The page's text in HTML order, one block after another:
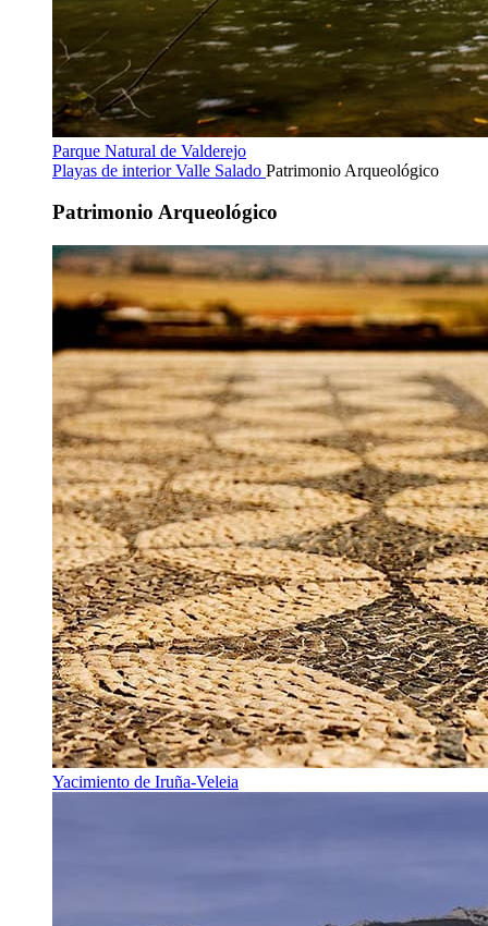
Parque Natural de Valderejo
Playas de interiorValle Salado Patrimonio Arqueológico
Patrimonio Arqueológico
Yacimiento de Iruña-Veleia